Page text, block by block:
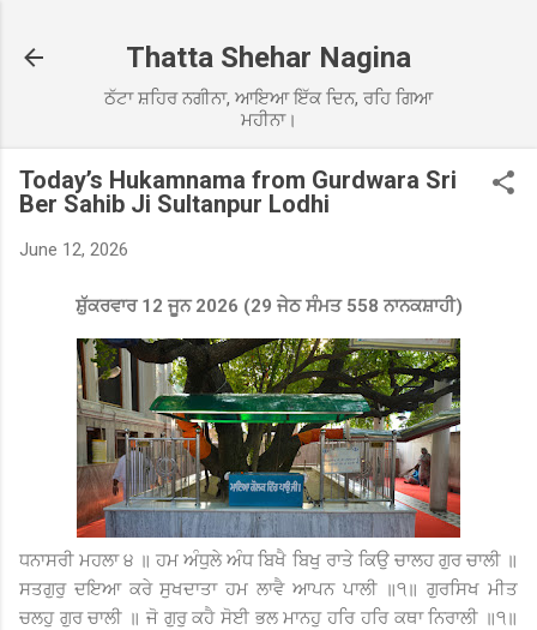
Thatta Shehar Nagina
ਠੱਟਾ ਸ਼ਹਿਰ ਨਗੀਨਾ, ਆਇਆ ਇੱਕ ਦਿਨ, ਰਹਿ ਗਿਆ
ਮਹੀਨਾ।
Today’s Hukamnama from Gurdwara Sri
Ber Sahib Ji Sultanpur Lodhi
June 12, 2026
ਸ਼ੁੱਕਰਵਾਰ 12 ਜੂਨ 2026 (29 ਜੇਠ ਸੰਮਤ 558 ਨਾਨਕਸ਼ਾਹੀ)
ਧਨਾਸਰੀ ਮਹਲਾ ੪ ॥ ਹਮ ਅੰਧੁਲੇ ਅੰਧ ਬਿਖੈ ਬਿਖੁ ਰਾਤੇ ਕਿਉ ਚਾਲਹ ਗੁਰ ਚਾਲੀ ॥
ਸਤਗੁਰੁ ਦਇਆ ਕਰੇ ਸੁਖਦਾਤਾ ਹਮ ਲਾਵੈ ਆਪਨ ਪਾਲੀ ॥੧॥ ਗੁਰਸਿਖ ਮੀਤ
ਚਲਹੁ ਗੁਰ ਚਾਲੀ ॥ ਜੋ ਗੁਰੁ ਕਹੈ ਸੋਈ ਭਲ ਮਾਨਹੁ ਹਰਿ ਹਰਿ ਕਥਾ ਨਿਰਾਲੀ ॥੧॥